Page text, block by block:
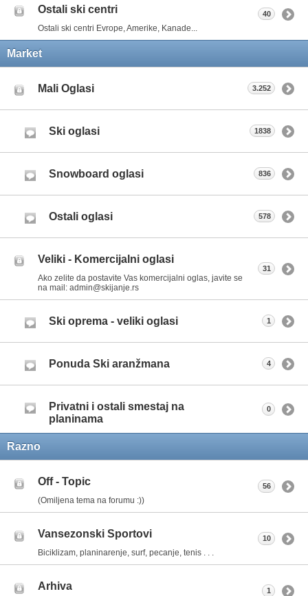
Ostali ski centri
Ostali ski centri Evrope, Amerike, Kanade...
40
Market
Mali Oglasi 3.252
Ski oglasi 1838
Snowboard oglasi 836
Ostali oglasi 578
Veliki - Komercijalni oglasi
Ako zelite da postavite Vas komercijalni oglas, javite se
na mail: admin@skijanje.rs
31
Ski oprema - veliki oglasi 1
Ponuda Ski aranžmana 4
Privatni i ostali smestaj na
planinama
0
Razno
Off - Topic
(Omiljena tema na forumu :))
56
Vansezonski Sportovi
Biciklizam, planinarenje, surf, pecanje, tenis . . .
10
Arhiva 1